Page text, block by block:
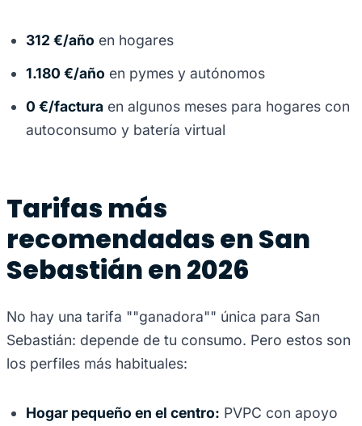
312 €/año en hogares
1.180 €/año en pymes y autónomos
0 €/factura en algunos meses para hogares con
autoconsumo y batería virtual
Tarifas más
recomendadas en San
Sebastián en 2026
No hay una tarifa ""ganadora"" única para San
Sebastián: depende de tu consumo. Pero estos son
los perfiles más habituales:
Hogar pequeño en el centro: PVPC con apoyo